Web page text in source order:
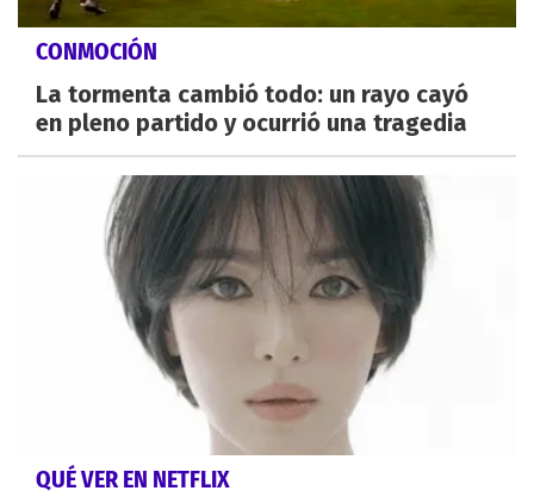
CONMOCIÓN
La tormenta cambió todo: un rayo cayó
en pleno partido y ocurrió una tragedia
QUÉ VER EN NETFLIX